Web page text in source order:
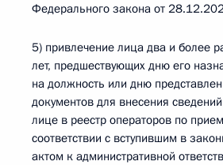
Федерального закона от
5) привлечение лица два и более
лет, предшествующих дню его
на должность или дню
документов для внесения
лице в реестр операторов по
соответствии с вступившим в
актом к административной